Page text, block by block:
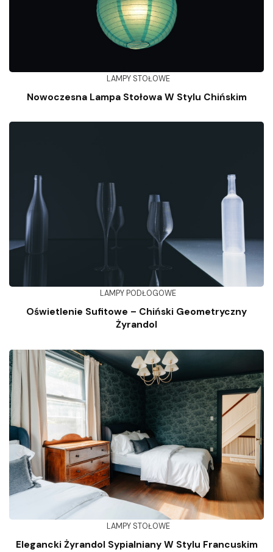
LAMPY STOŁOWE
Nowoczesna Lampa Stołowa W Stylu Chińskim
LAMPY PODŁOGOWE
Oświetlenie Sufitowe – Chiński Geometryczny
Żyrandol
LAMPY STOŁOWE
Elegancki Żyrandol Sypialniany W Stylu Francuskim